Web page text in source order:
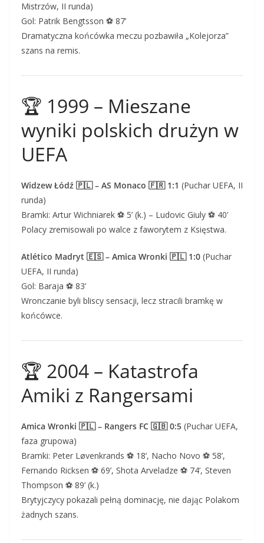
Mistrzów, II runda)
Gol: Patrik Bengtsson ⚽ 87’
Dramatyczna końcówka meczu pozbawiła „Kolejorza”
szans na remis.
🏆 1999 – Mieszane
wyniki polskich drużyn w
UEFA
Widzew Łódź 🇵🇱 – AS Monaco 🇫🇷 1:1 (Puchar UEFA, II
runda)
Bramki: Artur Wichniarek ⚽ 5’ (k.) – Ludovic Giuly ⚽ 40’
Polacy zremisowali po walce z faworytem z Księstwa.
Atlético Madryt 🇪🇸 – Amica Wronki 🇵🇱 1:0 (Puchar
UEFA, II runda)
Gol: Baraja ⚽ 83’
Wronczanie byli bliscy sensacji, lecz stracili bramkę w
końcówce.
🏆 2004 – Katastrofa
Amiki z Rangersami
Amica Wronki 🇵🇱 – Rangers FC 🇬🇧 0:5 (Puchar UEFA,
faza grupowa)
Bramki: Peter Løvenkrands ⚽ 18’, Nacho Novo ⚽ 58’,
Fernando Ricksen ⚽ 69’, Shota Arveladze ⚽ 74’, Steven
Thompson ⚽ 89’ (k.)
Brytyjczycy pokazali pełną dominację, nie dając Polakom
żadnych szans.